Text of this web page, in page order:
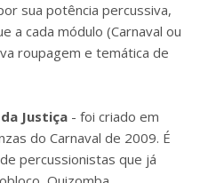
sua potência percussiva,
a cada módulo (Carnaval ou
roupagem e temática de
Justiça - foi criado em
do Carnaval de 2009. É
percussionistas que já